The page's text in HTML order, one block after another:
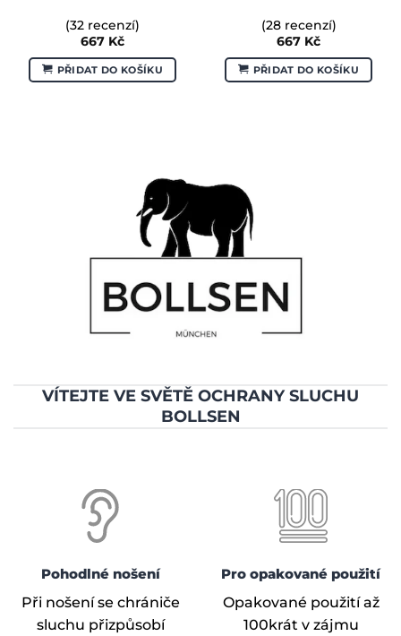
(32 recenzí)
667 Kč
PŘIDAT DO KOŠÍKU
(28 recenzí)
667 Kč
PŘIDAT DO KOŠÍKU
VÍTEJTE VE SVĚTĚ OCHRANY SLUCHU
BOLLSEN
Pohodlné nošení
Při nošení se chrániče
sluchu přizpůsobí
Pro opakované použití
Opakované použití až
100krát v zájmu